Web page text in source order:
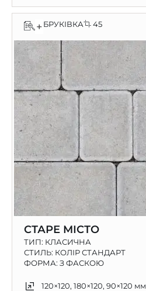
+ БРУКІВКА 45
СТАРЕ МІСТО
ТИП: КЛАСИЧНА
СТИЛЬ: КОЛІР СТАНДАРТ
ФОРМА: З ФАСКОЮ
120×120, 180×120, 90×120 мм